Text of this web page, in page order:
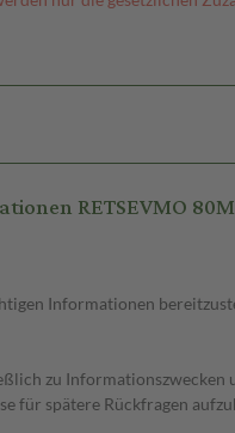
RETSEVMO
Informationen
zu
für spätere Rückfragen